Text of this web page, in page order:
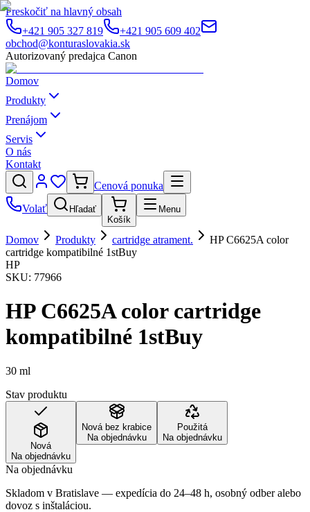
Preskočiť na hlavný obsah
+421 905 327 819
+421 905 609 402
obchod@konturaslovakia.sk
Autorizovaný predajca Canon
Domov
Produkty
Prenájom
Servis
O nás
Kontakt
Cenová ponuka
Volať
Hľadať
Košík
Menu
Domov Produkty cartridge atrament.
HP C6625A color
cartridge kompatibilné 1stBuy
HP
SKU: 77966
HP C6625A color cartridge
kompatibilné 1stBuy
30 ml
Stav produktu
Nová
Na objednávku
Nová bez krabice
Na objednávku
Použitá
Na objednávku
Na objednávku
Skladom v Bratislave — expedícia do 24–48 h, osobný odber alebo
dovoz s inštaláciou.